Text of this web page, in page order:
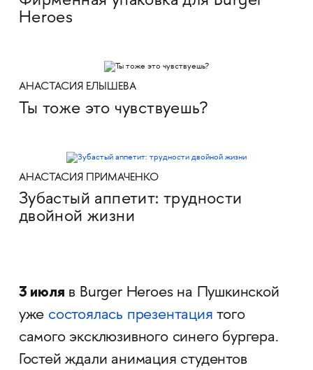
Heroes
АНАСТАСИЯ ЕЛЫШЕВА
Ты тоже это чувствуешь?
АНАСТАСИЯ ПРИМАЧЕНКО
Зубастый аппетит: трудности
двойной жизни
3 июля в Burger Heroes на Пушкинской
уже состоялась презентация того
самого эксклюзивного синего бургера.
Гостей ждали анимация студентов